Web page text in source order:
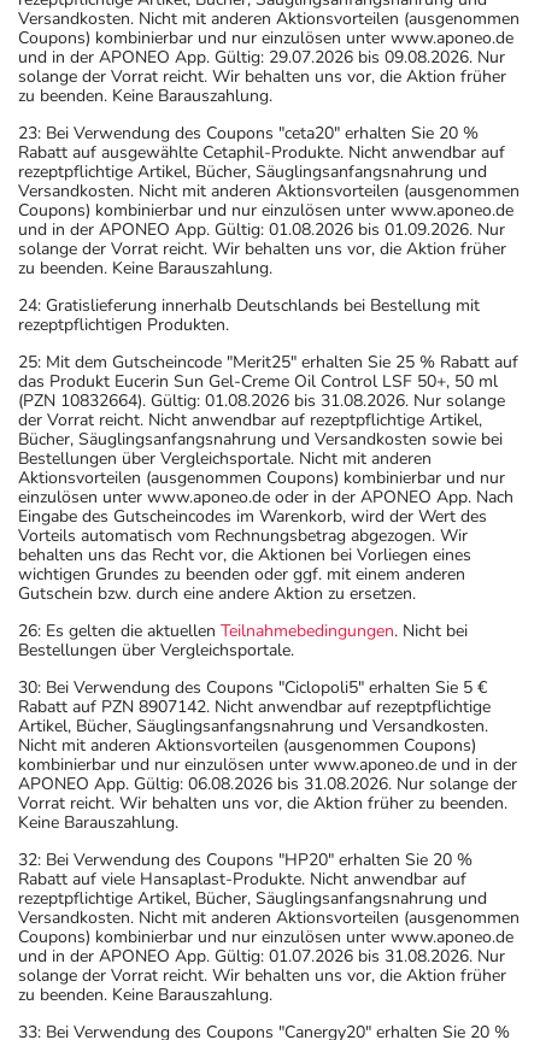
Versandkosten. Nicht mit anderen Aktionsvorteilen (ausgenommen
Coupons) kombinierbar und nur einzulösen unter www.aponeo.de
und in der APONEO App. Gültig: 29.07.2026 bis 09.08.2026. Nur
solange der Vorrat reicht. Wir behalten uns vor, die Aktion früher
zu beenden. Keine Barauszahlung.
23: Bei Verwendung des Coupons "ceta20" erhalten Sie 20 %
Rabatt auf ausgewählte Cetaphil-Produkte. Nicht anwendbar auf
rezeptpflichtige Artikel, Bücher, Säuglingsanfangsnahrung und
Versandkosten. Nicht mit anderen Aktionsvorteilen (ausgenommen
Coupons) kombinierbar und nur einzulösen unter www.aponeo.de
und in der APONEO App. Gültig: 01.08.2026 bis 01.09.2026. Nur
solange der Vorrat reicht. Wir behalten uns vor, die Aktion früher
zu beenden. Keine Barauszahlung.
24: Gratislieferung innerhalb Deutschlands bei Bestellung mit
rezeptpflichtigen Produkten.
25: Mit dem Gutscheincode "Merit25" erhalten Sie 25 % Rabatt auf
das Produkt Eucerin Sun Gel-Creme Oil Control LSF 50+, 50 ml
(PZN 10832664). Gültig: 01.08.2026 bis 31.08.2026. Nur solange
der Vorrat reicht. Nicht anwendbar auf rezeptpflichtige Artikel,
Bücher, Säuglingsanfangsnahrung und Versandkosten sowie bei
Bestellungen über Vergleichsportale. Nicht mit anderen
Aktionsvorteilen (ausgenommen Coupons) kombinierbar und nur
einzulösen unter www.aponeo.de oder in der APONEO App. Nach
Eingabe des Gutscheincodes im Warenkorb, wird der Wert des
Vorteils automatisch vom Rechnungsbetrag abgezogen. Wir
behalten uns das Recht vor, die Aktionen bei Vorliegen eines
wichtigen Grundes zu beenden oder ggf. mit einem anderen
Gutschein bzw. durch eine andere Aktion zu ersetzen.
26: Es gelten die aktuellen Teilnahmebedingungen. Nicht bei
Bestellungen über Vergleichsportale.
30: Bei Verwendung des Coupons "Ciclopoli5" erhalten Sie 5 €
Rabatt auf PZN 8907142. Nicht anwendbar auf rezeptpflichtige
Artikel, Bücher, Säuglingsanfangsnahrung und Versandkosten.
Nicht mit anderen Aktionsvorteilen (ausgenommen Coupons)
kombinierbar und nur einzulösen unter www.aponeo.de und in der
APONEO App. Gültig: 06.08.2026 bis 31.08.2026. Nur solange der
Vorrat reicht. Wir behalten uns vor, die Aktion früher zu beenden.
Keine Barauszahlung.
32: Bei Verwendung des Coupons "HP20" erhalten Sie 20 %
Rabatt auf viele Hansaplast-Produkte. Nicht anwendbar auf
rezeptpflichtige Artikel, Bücher, Säuglingsanfangsnahrung und
Versandkosten. Nicht mit anderen Aktionsvorteilen (ausgenommen
Coupons) kombinierbar und nur einzulösen unter www.aponeo.de
und in der APONEO App. Gültig: 01.07.2026 bis 31.08.2026. Nur
solange der Vorrat reicht. Wir behalten uns vor, die Aktion früher
zu beenden. Keine Barauszahlung.
33: Bei Verwendung des Coupons "Canergy20" erhalten Sie 20 %